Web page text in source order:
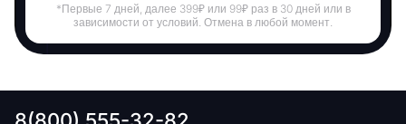
*Первые 7 дней, далее 399₽ или 99₽ раз в 30 дней или в
зависимости от условий. Отмена в любой момент.